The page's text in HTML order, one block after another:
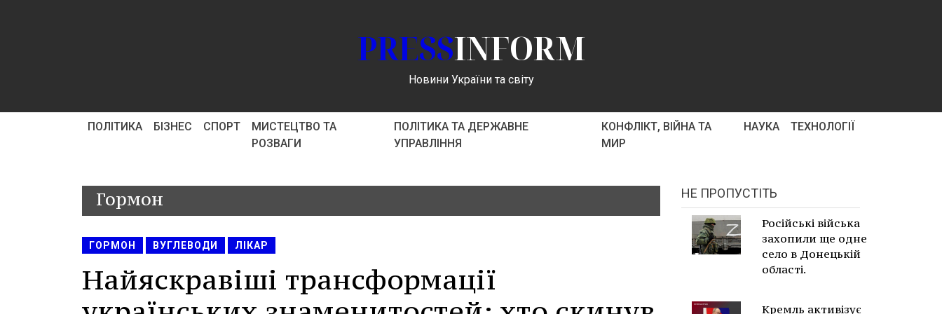
PRESSINFORM
Новини України та світу
ПОЛІТИКА БІЗНЕС СПОРТ
МИСТЕЦТВО ТА
РОЗВАГИ
ПОЛІТИКА ТА ДЕРЖАВНЕ
УПРАВЛІННЯ
КОНФЛІКТ, ВІЙНА ТА
МИР
НАУКА ТЕХНОЛОГІЇ
Гормон
ГОРМОН ВУГЛЕВОДИ ЛІКАР
Найяскравіші трансформації
НЕ ПРОПУСТІТЬ
Російські війська
захопили ще одне
село в Донецькій
області.
Кремль активізує